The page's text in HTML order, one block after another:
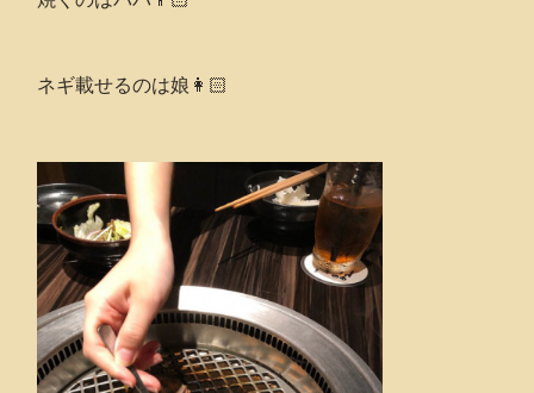
ネギ載せるのは娘👩🏻